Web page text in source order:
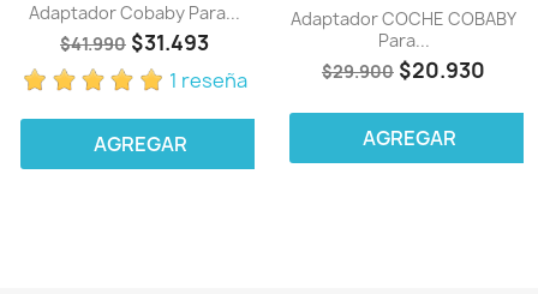
Adaptador Cobaby Para...
$41.990 $31.493
1 reseña
AGREGAR
Adaptador COCHE COBABY
Para...
$29.900 $20.930
AGREGAR